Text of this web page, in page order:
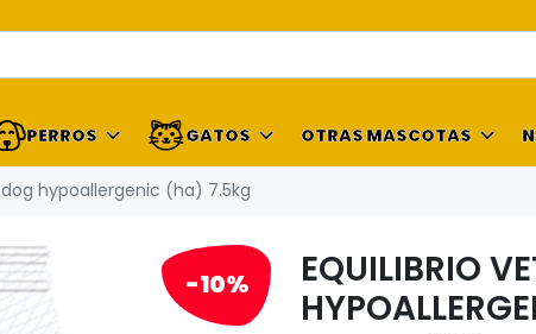
PERROS GATOS OTRAS MASCOTAS
hypoallergenic (ha) 7.5kg
-10%
EQUILIBRIO